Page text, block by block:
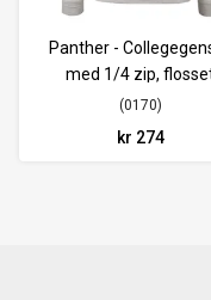
Panther -
med 1/4 zip,
innside,
0170
kr 274